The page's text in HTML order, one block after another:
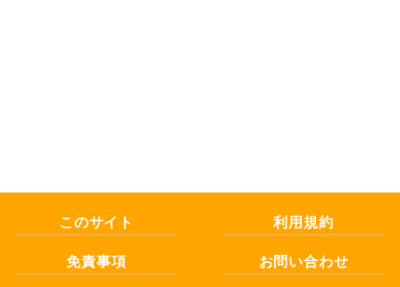
このサイト
利用規約
免責事項
お問い合わせ